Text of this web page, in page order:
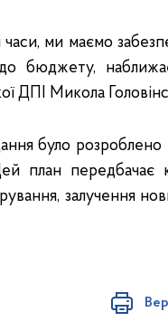
часи, ми маємо
бюджету,
ДПІ Микола
було
план передбачає
залучення